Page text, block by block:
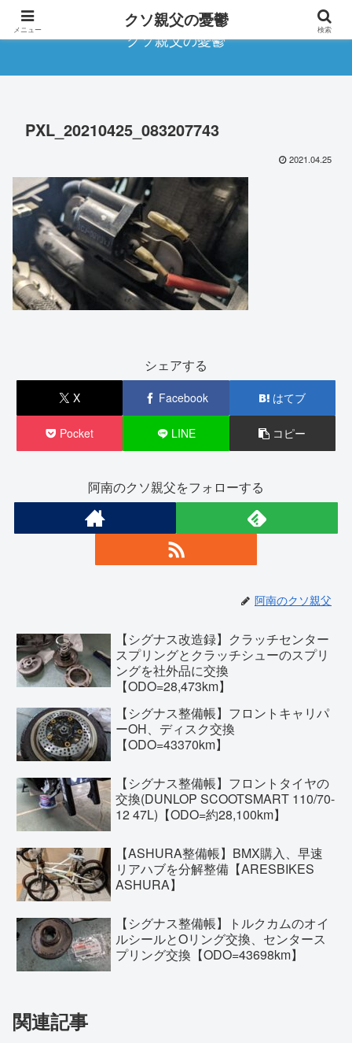
クソ親父の憂鬱
PXL_20210425_083207743
2021.04.25
シェアする
X Facebook はてブ
Pocket LINE コピー
阿南のクソ親父をフォローする
阿南のクソ親父
【シグナス改造録】クラッチセンター
スプリングとクラッチシューのスプリ
ングを社外品に交換
【ODO=28,473km】
【シグナス整備帳】フロントキャリパ
ーOH、ディスク交換
【ODO=43370km】
【シグナス整備帳】フロントタイヤの
交換(DUNLOP SCOOTSMART 110/70-
12 47L)【ODO=約28,100km】
【ASHURA整備帳】BMX購入、早速
リアハブを分解整備【ARESBIKES
ASHURA】
【シグナス整備帳】トルクカムのオイ
ルシールとOリング交換、センタース
プリング交換【ODO=43698km】
関連記事
メニュー クソ親父の憂鬱 検索